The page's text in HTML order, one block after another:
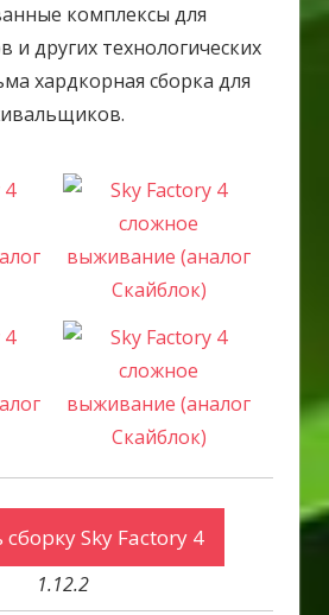
комплексы для
и других технологических
хардкорная сборка для
сборку Sky Factory 4
1.12.2